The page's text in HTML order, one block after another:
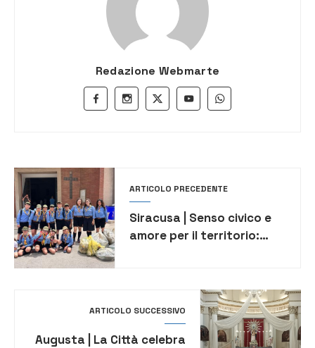
Redazione Webmarte
ARTICOLO PRECEDENTE
Siracusa | Senso civico e
amore per il territorio:
ARTICOLO SUCCESSIVO
Augusta | La Città celebra